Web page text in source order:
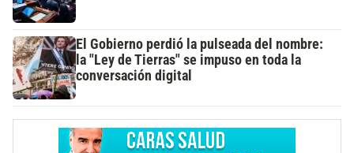
El Gobierno perdió la pulseada del nombre:
la "Ley de Tierras" se impuso en toda la
conversación digital